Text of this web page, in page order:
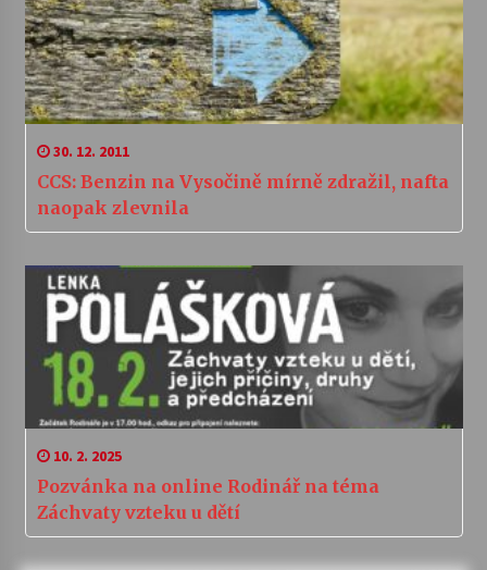
30. 12. 2011
CCS: Benzin na Vysočině mírně zdražil, nafta
naopak zlevnila
10. 2. 2025
Pozvánka na online Rodinář na téma
Záchvaty vzteku u dětí